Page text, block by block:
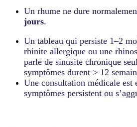
Un rhume ne dure
jours.
Un tableau qui persiste 1–2
rhinite allergique ou une
parle de sinusite chronique
symptômes durent > 12
Une consultation médicale est
symptômes persistent ou